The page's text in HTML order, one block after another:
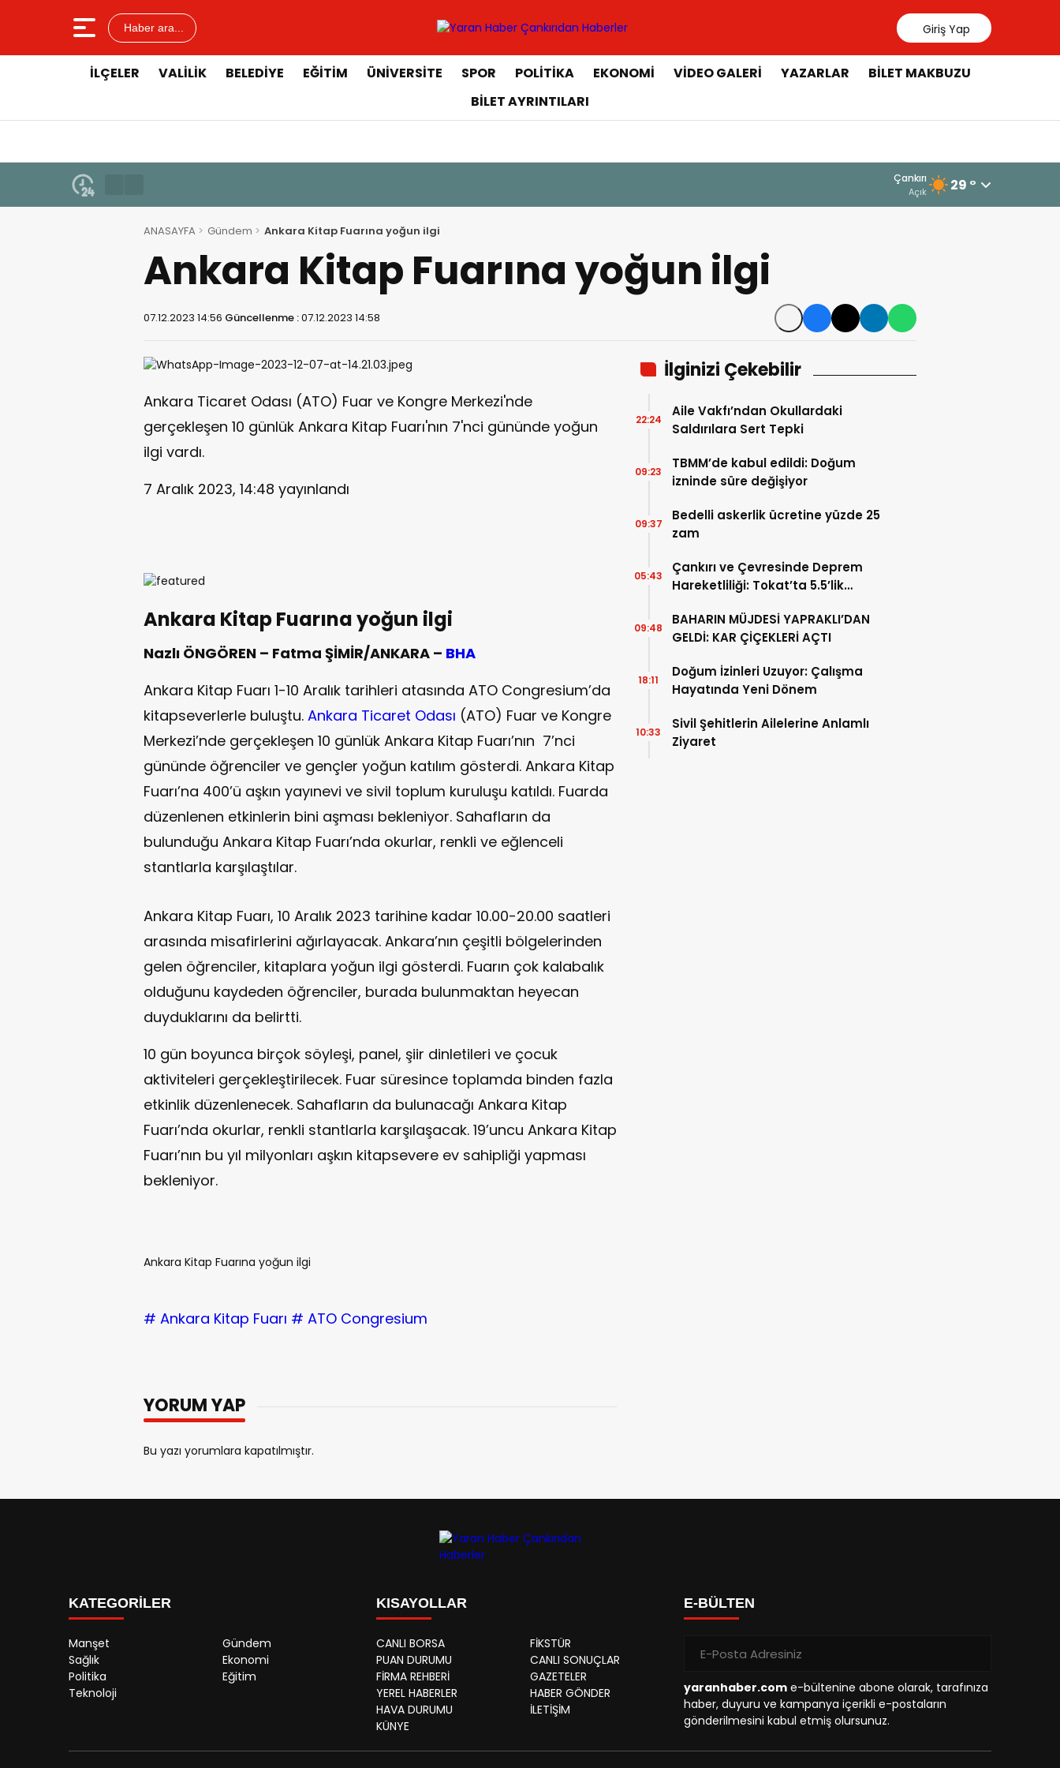
Haber ara... Giriş Yap
İLÇELER VALILIK BELEDIYE EĞITIM ÜNIVERSITE SPOR POLITIKA EKONOMI VIDEO GALERI YAZARLAR
BILET MAKBUZU
BILET AYRINTILARI
Çankırı
Açık 29 °
ANASAYFA Gündem Ankara Kitap Fuarına yoğun ilgi
Ankara Kitap Fuarına yoğun ilgi
07.12.2023 14:56 Güncellenme :07.12.2023 14:58
Ankara Ticaret Odası (ATO) Fuar ve Kongre Merkezi'nde
gerçekleşen 10 günlük Ankara Kitap Fuarı'nın 7'nci gününde yoğun
ilgi vardı.
7 Aralık 2023, 14:48 yayınlandı
Ankara Kitap Fuarına yoğun ilgi
Nazlı ÖNGÖREN – Fatma ŞİMİR/ANKARA – BHA
Ankara Kitap Fuarı 1-10 Aralık tarihleri atasında ATO Congresium’da
kitapseverlerle buluştu. Ankara Ticaret Odası (ATO) Fuar ve Kongre
Merkezi’nde gerçekleşen 10 günlük Ankara Kitap Fuarı’nın 7’nci
gününde öğrenciler ve gençler yoğun katılım gösterdi. Ankara Kitap
Fuarı’na 400’ü aşkın yayınevi ve sivil toplum kuruluşu katıldı. Fuarda
düzenlenen etkinlerin bini aşması bekleniyor. Sahafların da
bulunduğu Ankara Kitap Fuarı’nda okurlar, renkli ve eğlenceli
stantlarla karşılaştılar.
Ankara Kitap Fuarı, 10 Aralık 2023 tarihine kadar 10.00-20.00 saatleri
arasında misafirlerini ağırlayacak. Ankara’nın çeşitli bölgelerinden
gelen öğrenciler, kitaplara yoğun ilgi gösterdi. Fuarın çok kalabalık
olduğunu kaydeden öğrenciler, burada bulunmaktan heyecan
duyduklarını da belirtti.
10 gün boyunca birçok söyleşi, panel, şiir dinletileri ve çocuk
aktiviteleri gerçekleştirilecek. Fuar süresince toplamda binden fazla
etkinlik düzenlenecek. Sahafların da bulunacağı Ankara Kitap
Fuarı’nda okurlar, renkli stantlarla karşılaşacak. 19’uncu Ankara Kitap
Fuarı’nın bu yıl milyonları aşkın kitapsevere ev sahipliği yapması
bekleniyor.
Ankara Kitap Fuarına yoğun ilgi
# Ankara Kitap Fuarı # ATO Congresium
YORUM YAP
Bu yazı yorumlara kapatılmıştır.
İlginizi Çekebilir
Aile Vakfı’ndan Okullardaki
Saldırılara Sert Tepki
22:24
TBMM’de kabul edildi: Doğum
izninde süre değişiyor
09:23
Bedelli askerlik ücretine yüzde 25
zam
09:37
Çankırı ve Çevresinde Deprem
Hareketliliği: Tokat’ta 5.5’lik
05:43
BAHARIN MÜJDESİ YAPRAKLI’DAN
GELDİ: KAR ÇİÇEKLERİ AÇTI
09:48
Doğum İzinleri Uzuyor: Çalışma
Hayatında Yeni Dönem
18:11
Sivil Şehitlerin Ailelerine Anlamlı
Ziyaret
10:33
KATEGORİLER
Manşet
Gündem
Sağlık
Ekonomi
Politika
Eğitim
Teknoloji
KISAYOLLAR
CANLI BORSA
FİKSTÜR
PUAN DURUMU
CANLI SONUÇLAR
FİRMA REHBERİ
GAZETELER
YEREL HABERLER
HABER GÖNDER
HAVA DURUMU
İLETİŞİM
KÜNYE
E-BÜLTEN
yaranhaber.com e-bültenine abone olarak, tarafınıza
haber, duyuru ve kampanya içerikli e-postaların
gönderilmesini kabul etmiş olursunuz.